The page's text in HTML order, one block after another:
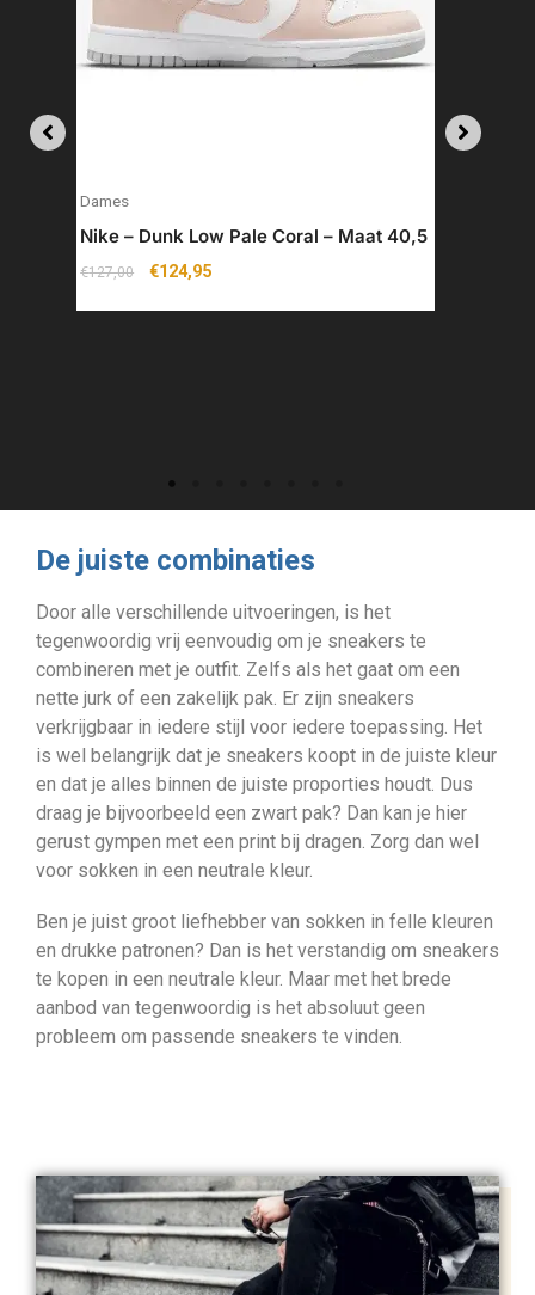
Dames
Nike – Dunk Low Pale Coral – Maat 40,5
€127,00 €124,95
De juiste combinaties
Door alle verschillende uitvoeringen, is het
tegenwoordig vrij eenvoudig om je sneakers te
combineren met je outfit. Zelfs als het gaat om een
nette jurk of een zakelijk pak. Er zijn sneakers
verkrijgbaar in iedere stijl voor iedere toepassing. Het
is wel belangrijk dat je sneakers koopt in de juiste kleur
en dat je alles binnen de juiste proporties houdt. Dus
draag je bijvoorbeeld een zwart pak? Dan kan je hier
gerust gympen met een print bij dragen. Zorg dan wel
voor sokken in een neutrale kleur.
Ben je juist groot liefhebber van sokken in felle kleuren
en drukke patronen? Dan is het verstandig om sneakers
te kopen in een neutrale kleur. Maar met het brede
aanbod van tegenwoordig is het absoluut geen
probleem om passende sneakers te vinden.